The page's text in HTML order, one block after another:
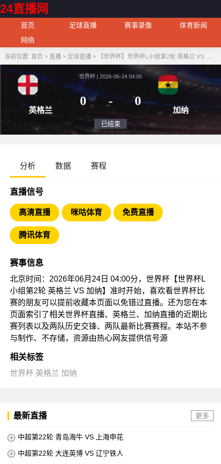
24直播网
首页 足球直播 赛事录像
体育新闻
网络
当前位置: 首页 > 直播> 足球直播> 【世界杯】世界杯L小组第2轮 英格兰 VS 加纳
英格兰
世界杯 | 2026-06-24 04:00
0
分析 数据 赛程
直播信号
高清直播 咪咕体育 免费直播
腾讯体育
赛事信息
北京时间：2026年06月24日 04:00分，世界杯【世界杯L
小组第2轮 英格兰 VS 加纳】准时开始，喜欢看世界杯比
赛的朋友可以提前收藏本页面以免错过直播。还为您在本
页面索引了相关世界杯直播、英格兰、加纳直播的近期比
赛列表以及两队历史交锋、两队最新比赛赛程。本站不参
与制作、不存储，资源由热心网友提供信号源
相关标签
世界杯 英格兰 加纳
最新直播 更多
中超第22轮 青岛海牛 VS 上海申花
中超第22轮 大连英博 VS 辽宁铁人